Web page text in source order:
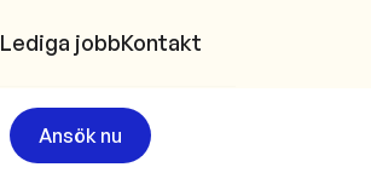
Lediga jobbKontakt
Ansök nu